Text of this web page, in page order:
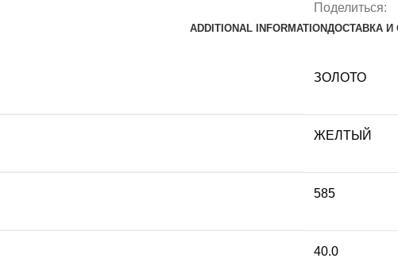
Поделиться:
ADDITIONAL INFORMATIONДОСТАВКА И
ЗОЛОТО
ЖЕЛТЫЙ
585
40.0